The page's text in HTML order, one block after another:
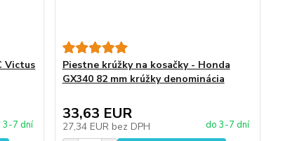
Victus
3-7 dní
Piestne krúžky na kosačky - Honda
GX340 82 mm krúžky denominácia
33,63 EUR
27,34 EUR bez DPH do 3-7 dní